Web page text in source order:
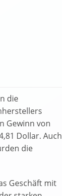
die
Gewinn von
Dollar. Auch
die
Geschäft mit